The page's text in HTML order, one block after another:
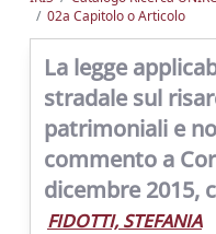
02a Capitolo o Articolo
La legge
stradale sul
patrimoniali e
commento a
dicembre 2015,
FIDOTTI, STEFANIA